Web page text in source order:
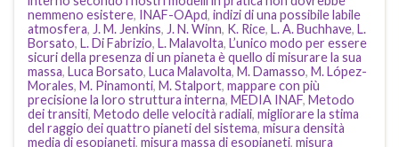
nemmeno esistere, INAF-OApd, indizi di una possibile labile
atmosfera, J. M. Jenkins, J. N. Winn, K. Rice, L. A. Buchhave, L.
Borsato, L. Di Fabrizio, L. Malavolta, L’unico modo per essere
sicuri della presenza di un pianeta è quello di misurare la sua
massa, Luca Borsato, Luca Malavolta, M. Damasso, M. López-
Morales, M. Pinamonti, M. Stalport, mappare con più
precisione la loro struttura interna, MEDIA INAF, Metodo
dei transiti, Metodo delle velocità radiali, migliorare la stima
del raggio dei quattro pianeti del sistema, misura densità
media di esopianeti, misura massa di esopianeti, misura